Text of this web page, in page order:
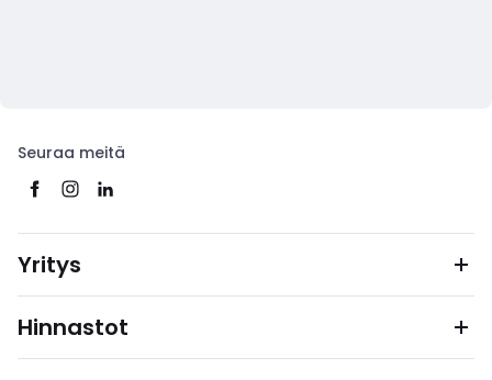
Seuraa meitä
Yritys
Hinnastot